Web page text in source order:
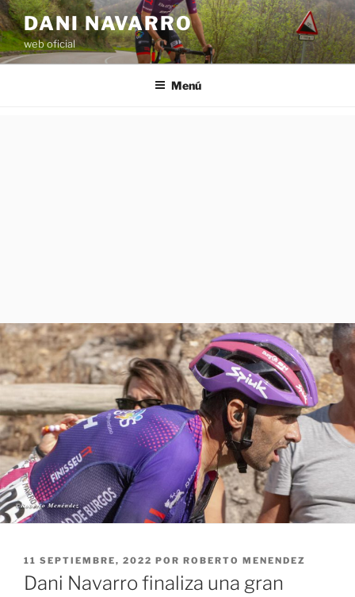
Saltar
al
contenido
DANI NAVARRO
web oficial
Menú
PUBLICADO
EL
11 SEPTIEMBRE, 2022 POR ROBERTO MENENDEZ
Dani Navarro finaliza una gran